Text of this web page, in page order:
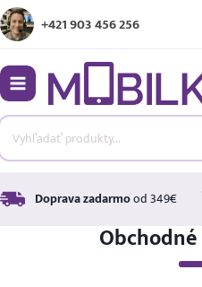
+421 903 456 256
Doprava zadarmood 349€
Obchodné